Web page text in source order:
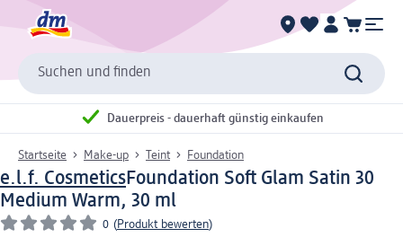
Suchen und finden
Dauerpreis - dauerhaft günstig einkaufen
Startseite Make-up Teint Foundation
e.l.f. CosmeticsFoundation Soft Glam Satin 30
Medium Warm, 30 ml
0 (Produkt bewerten)